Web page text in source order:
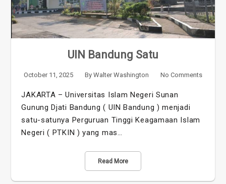
UIN Bandung Satu
October 11, 2025 By Walter Washington No Comments
JAKARTA – Universitas Islam Negeri Sunan
Gunung Djati Bandung ( UIN Bandung ) menjadi
satu-satunya Perguruan Tinggi Keagamaan Islam
Negeri ( PTKIN ) yang mas…
Read More